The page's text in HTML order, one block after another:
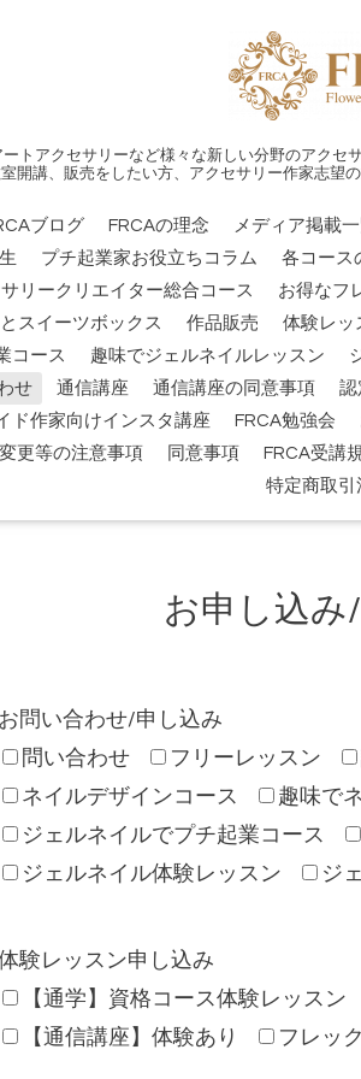
トアクセサリーなど様々な新しい分野のアク
開講、販売をしたい方、アクセサリー作家志望
ブログ FRCAの理念 メディア掲載
プチ起業家お役立ちコラム 各コース
リークリエイター総合コース
お得なフ
スイーツボックス
作品販売 体験レッ
コース
趣味でジェルネイルレッスン
せ
通信講座 通信講座の同意事項 認
ド作家向けインスタ講座
FRCA勉強会
更等の注意事項
同意事項 FRCA受講
特定商取引
お申し込み
お問い合わせ/申し込み
問い合わせ
フリーレッスン
ネイルデザインコース
趣味で
ジェルネイルでプチ起業コース
ジェルネイル体験レッスン
ジ
験レッスン申し込み
【通学】資格コース体験レッスン
【通信講座】体験あり
フレッ